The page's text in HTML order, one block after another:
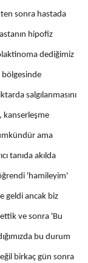
sonra hastada
hipofiz
dediğimiz
salgılanmasını
kanserleşme
ama
tanıda akılda
'hamileyim'
geldi ancak biz
ve sonra 'Bu
bu durum
birkaç gün sonra